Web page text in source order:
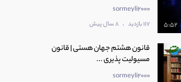
5:52
sormeyli2000
117 بازدید . 8 سال پیش
قانون هشتم جهان هستی | قانون
مسیولیت پذیری ...
sormeyli2000